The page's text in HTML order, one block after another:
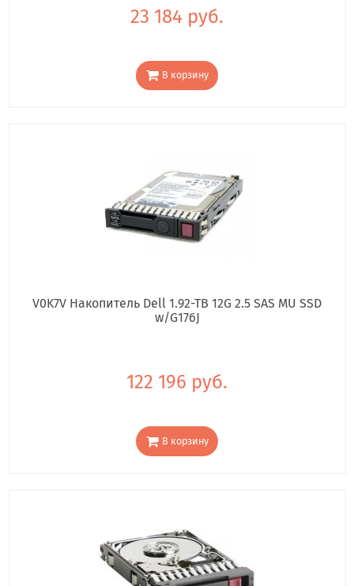
23 184 руб.
В корзину
V0K7V Накопитель Dell 1.92-TB 12G 2.5 SAS MU SSD
w/G176J
122 196 руб.
В корзину